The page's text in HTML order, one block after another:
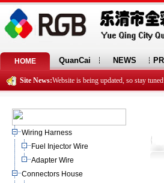
HOME QuanCai NEWS
Site News:Website is being updated, so stay
Wiring Harness
Fuel Injector Wire
Adapter Wire
Connectors House